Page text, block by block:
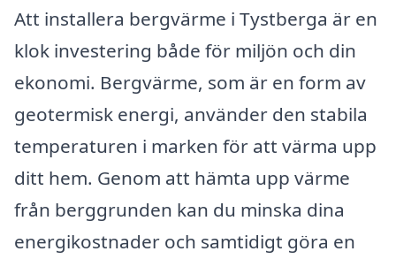
Att installera bergvärme i Tystberga är en
klok investering både för miljön och din
ekonomi. Bergvärme, som är en form av
geotermisk energi, använder den stabila
temperaturen i marken för att värma upp
ditt hem. Genom att hämta upp värme
från berggrunden kan du minska dina
energikostnader och samtidigt göra en